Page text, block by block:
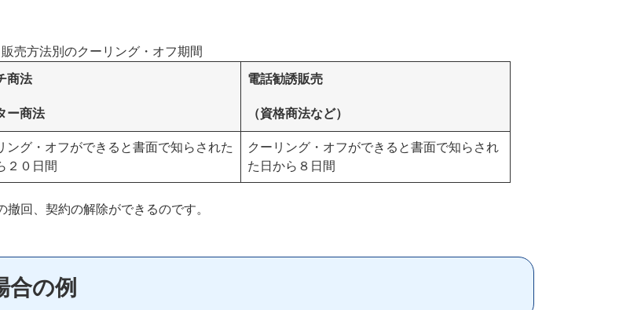
販売方法別のクーリング・オフ期間
商法
ー商法
電話勧誘販売
（資格商法など）
ング・オフができると書面で知らされた
２０日間
クーリング・オフができると書面で知らされ
た日から８日間
回、契約の解除ができるのです。
合の例